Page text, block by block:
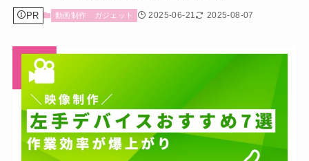
PR 動画制作 ガジェット 2025-06-21 2025-08-07